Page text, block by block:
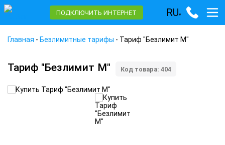
ПОДКЛЮЧИТЬ ИНТЕРНЕТ RU▾
Главная - Безлимитные тарифы - Тариф "Безлимит М"
Тариф "Безлимит М" Код товара: 404